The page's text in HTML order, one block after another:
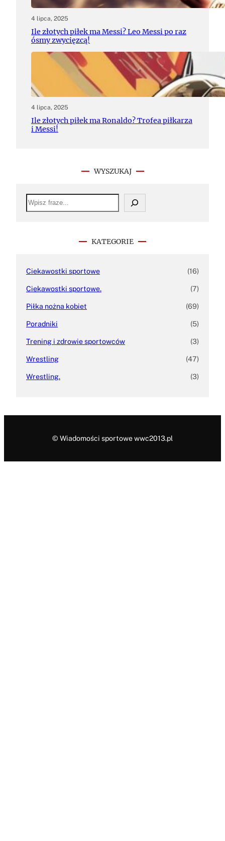
4 lipca, 2025
Ile złotych piłek ma Messi? Leo Messi po raz
ósmy zwycięzcą!
4 lipca, 2025
Ile złotych piłek ma Ronaldo? Trofea piłkarza
i Messi!
WYSZUKAJ
S
e
a
KATEGORIE
Ciekawostki sportowe (16)
Ciekawostki sportowe. (7)
Piłka nożna kobiet (69)
Poradniki (5)
Trening i zdrowie sportowców (3)
Wrestling (47)
Wrestling. (3)
© Wiadomości sportowe wwc2013.pl